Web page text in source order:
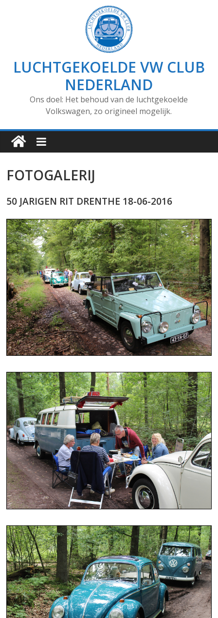
LUCHTGEKOELDE VW CLUB
NEDERLAND
Ons doel: Het behoud van de luchtgekoelde
Volkswagen, zo origineel mogelijk.
FOTOGALERIJ
50 JARIGEN RIT DRENTHE 18-06-2016